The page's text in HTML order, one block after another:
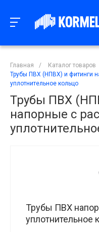
Главная / Каталог товаров
Трубы ПВХ (НПВХ) и фитинги
уплотнительное кольцо
Трубы ПВХ
напорные с
Трубы ПВХ
уплотнительное